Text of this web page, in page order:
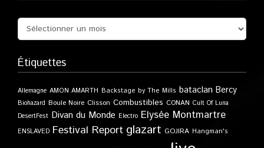
Étiquettes
Allemagne AMON AMARTH Backstage by The Mills bataclan Bercy
Biohazard Boule Noire Clisson Combustibles CONAN Cult Of Luna
DesertFest Divan du Monde Electro Elysée Montmartre
ENSLAVED Festival Report glazart GOJIRA Hangman's